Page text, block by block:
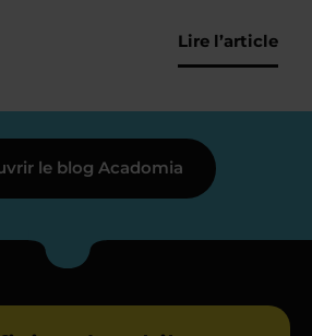
Lire l’article
le blog Acadomia